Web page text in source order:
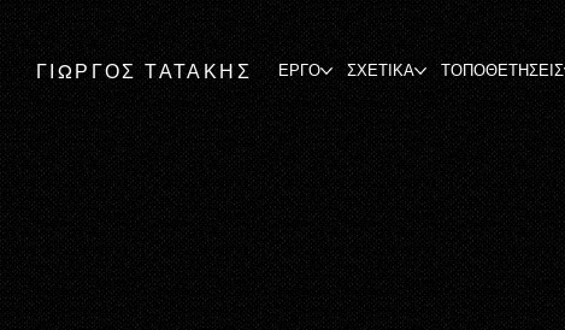
ΓΙΩΡΓΟΣ ΤΑΤΑΚΗΣ ΕΡΓΟ ΣΧΕΤΙΚΑ ΤΟΠΟΘΕΤΗΣΕΙΣ